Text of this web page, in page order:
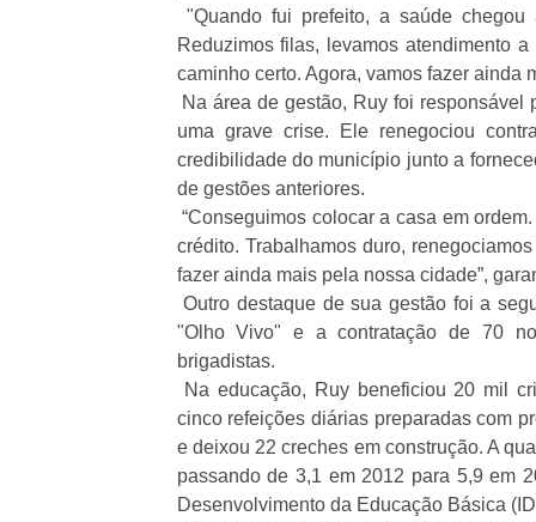
"Quando fui prefeito, a saúde
Reduzimos filas, levamos atendimento
caminho certo. Agora, vamos fazer ainda
Na área de gestão, Ruy foi responsável
uma grave crise. Ele renegociou
credibilidade do município junto a
de gestões anteriores.
“Conseguimos colocar a casa em
crédito. Trabalhamos duro,
fazer ainda mais pela nossa cidade”,
Outro destaque de sua gestão foi a
"Olho Vivo" e a contratação de 70
brigadistas.
Na educação, Ruy beneficiou 20 mil
cinco refeições diárias preparadas com
e deixou 22 creches em construção. A
passando de 3,1 em 2012 para 5,9 em
Desenvolvimento da Educação Básica